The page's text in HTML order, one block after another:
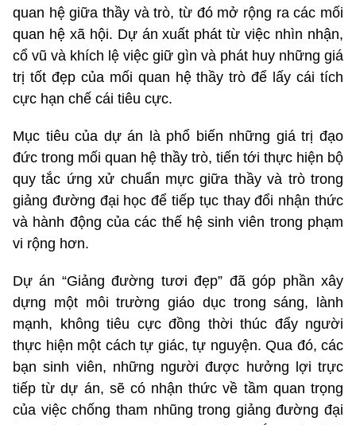
quan hệ giữa thầy và trò, từ đó mở rộng ra các mối
quan hệ xã hội. Dự án xuất phát từ việc nhìn nhận,
cổ vũ và khích lệ việc giữ gìn và phát huy những giá
trị tốt đẹp của mối quan hệ thầy trò để lấy cái tích
cực hạn chế cái tiêu cực.
Mục tiêu của dự án là phổ biến những giá trị đạo
đức trong mối quan hệ thầy trò, tiến tới thực hiện bộ
quy tắc ứng xử chuẩn mực giữa thầy và trò trong
giảng đường đại học để tiếp tục thay đổi nhận thức
và hành động của các thế hệ sinh viên trong phạm
vi rộng hơn.
Dự án “Giảng đường tươi đẹp” đã góp phần xây
dựng một môi trường giáo dục trong sáng, lành
mạnh, không tiêu cực đồng thời thúc đẩy người
thực hiện một cách tự giác, tự nguyện. Qua đó, các
bạn sinh viên, những người được hưởng lợi trực
tiếp từ dự án, sẽ có nhận thức về tầm quan trọng
của việc chống tham nhũng trong giảng đường đại